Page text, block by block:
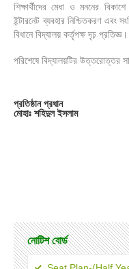
শিক্ষার্থীদের মেধা ও মননের
ইন্টারনেট ব্যবহার নিশ্চিতকরণ এবং
বিধানে বিদ্যালয় কর্তৃপক্ষ দৃঢ় প্রতিজ্ঞ।
পরিশেষে বিদ্যালয়টির উত্তরোত্তর
প্রতিষ্ঠান প্রধান
মোহাঃ শহিদুল ইসলাম
নোটিশ বোর্ড